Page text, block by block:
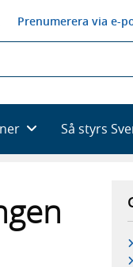
Prenumerera via e-
Så styrs